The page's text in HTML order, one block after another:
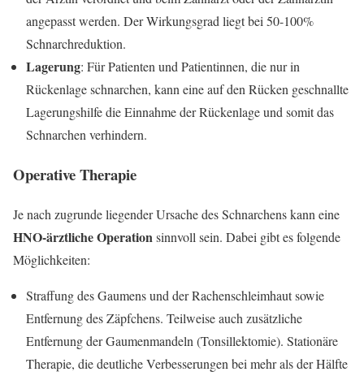
angepasst werden. Der Wirkungsgrad liegt bei 50-100%
Schnarchreduktion.
Lagerung: Für Patienten und Patientinnen, die nur in
Rückenlage schnarchen, kann eine auf den Rücken geschnallte
Lagerungshilfe die Einnahme der Rückenlage und somit das
Schnarchen verhindern.
Operative Therapie
Je nach zugrunde liegender Ursache des Schnarchens kann eine
HNO-ärztliche Operation sinnvoll sein. Dabei gibt es folgende
Möglichkeiten:
Straffung des Gaumens und der Rachenschleimhaut sowie
Entfernung des Zäpfchens. Teilweise auch zusätzliche
Entfernung der Gaumenmandeln (Tonsillektomie). Stationäre
Therapie, die deutliche Verbesserungen bei mehr als der Hälfte